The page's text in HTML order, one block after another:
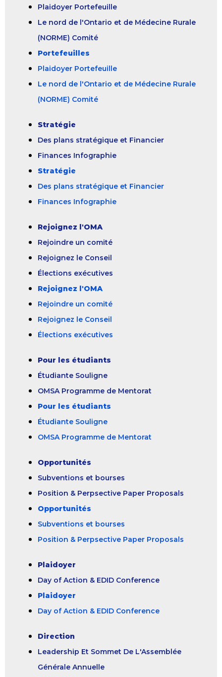
Plaidoyer Portefeuille
Le nord de l'Ontario et de Médecine Rurale
(NORME) Comité
Portefeuilles
Plaidoyer Portefeuille
Le nord de l'Ontario et de Médecine Rurale
(NORME) Comité
Stratégie
Des plans stratégique et Financier
Finances Infographie
Stratégie
Des plans stratégique et Financier
Finances Infographie
Rejoignez l'OMA
Rejoindre un comité
Rejoignez le Conseil
Élections exécutives
Rejoignez l'OMA
Rejoindre un comité
Rejoignez le Conseil
Élections exécutives
Pour les étudiants
Étudiante Souligne
OMSA Programme de Mentorat
Pour les étudiants
Étudiante Souligne
OMSA Programme de Mentorat
Opportunités
Subventions et bourses
Position & Perpsective Paper Proposals
Opportunités
Subventions et bourses
Position & Perpsective Paper Proposals
Plaidoyer
Day of Action & EDID Conference
Plaidoyer
Day of Action & EDID Conference
Direction
Leadership Et Sommet De L'Assemblée
Générale Annuelle